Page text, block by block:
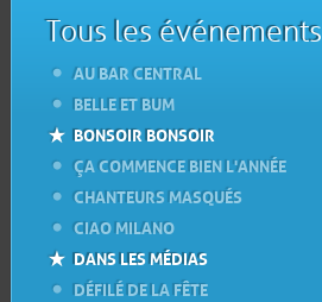
Tous les événements
AU BAR CENTRAL
BELLE ET BUM
BONSOIR BONSOIR
ÇA COMMENCE BIEN L'ANNÉE
CHANTEURS MASQUÉS
CIAO MILANO
DANS LES MÉDIAS
DÉFILÉ DE LA FÊTE